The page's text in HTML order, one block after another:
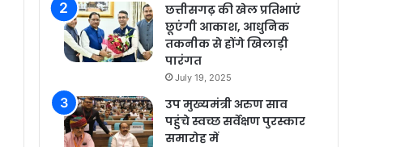
छत्तीसगढ़ की खेल प्रतिभाएं
छूएंगी आकाश, आधुनिक
तकनीक से होंगे खिलाड़ी
पारंगत
July 19, 2025
उप मुख्यमंत्री अरुण साव
पहुंचे स्वच्छ सर्वेक्षण पुरस्कार
समारोह में